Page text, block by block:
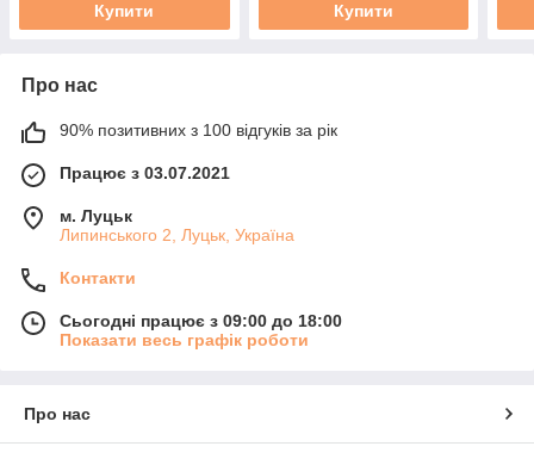
Купити Купити
Про нас
90% позитивних з 100 відгуків за рік
Працює з 03.07.2021
м. Луцьк
Липинського 2, Луцьк, Україна
Контакти
Сьогодні працює з 09:00 до 18:00
Показати весь графік роботи
Про нас